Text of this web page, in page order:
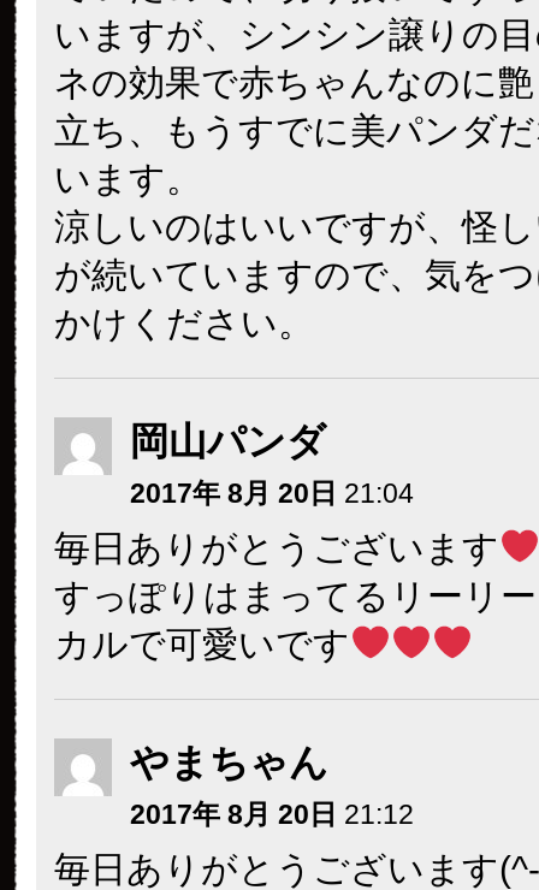
いますが、シンシン譲りの
ネの効果で赤ちゃんなのに
立ち、もうすでに美パンダ
います。
涼しいのはいいですが、怪
が続いていますので、気を
かけください。
岡山パンダ
2017年 8月 20日 21:04
毎日ありがとうございます
すっぽりはまってるリーリ
カルで可愛いです
やまちゃん
2017年 8月 20日 21:12
毎日ありがとうございます